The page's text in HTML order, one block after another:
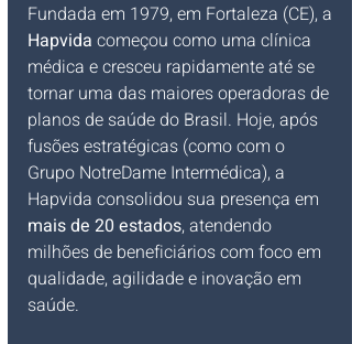
Fundada em 1979, em Fortaleza (CE), a
Hapvida começou como uma clínica
médica e cresceu rapidamente até se
tornar uma das maiores operadoras de
planos de saúde do Brasil. Hoje, após
fusões estratégicas (como com o
Grupo NotreDame Intermédica), a
Hapvida consolidou sua presença em
mais de 20 estados, atendendo
milhões de beneficiários com foco em
qualidade, agilidade e inovação em
saúde.